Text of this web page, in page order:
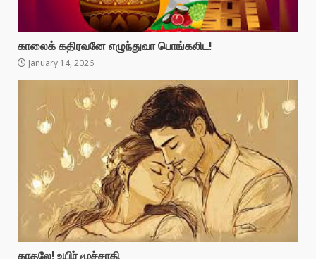
காலைக் கதிரவனே எழுந்துவா பொங்கலிட!
January 14, 2026
காதலே! உயிர் மூச்சாகி